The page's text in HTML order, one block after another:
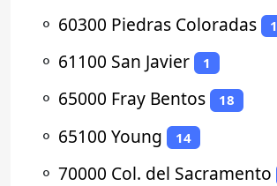
⚬ 60300 Piedras Coloradas 1
⚬ 61100 San Javier 1
⚬ 65000 Fray Bentos 18
⚬ 65100 Young 14
⚬ 70000 Col. del Sacramento